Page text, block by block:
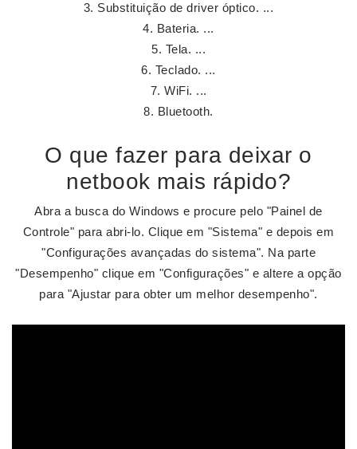
Substituição de driver óptico. ...
Bateria. ...
Tela. ...
Teclado. ...
WiFi. ...
Bluetooth.
O que fazer para deixar o
netbook mais rápido?
Abra a busca do Windows e procure pelo "Painel de
Controle" para abri-lo. Clique em "Sistema" e depois em
"Configurações avançadas do sistema". Na parte
"Desempenho" clique em "Configurações" e altere a opção
para "Ajustar para obter um melhor desempenho".